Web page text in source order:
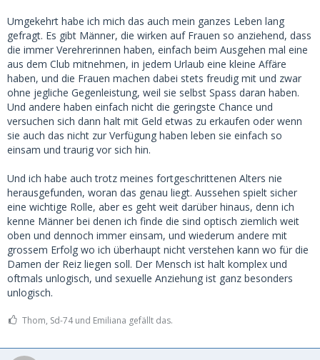
Umgekehrt habe ich mich das auch mein ganzes Leben lang
gefragt. Es gibt Männer, die wirken auf Frauen so anziehend, dass
die immer Verehrerinnen haben, einfach beim Ausgehen mal eine
aus dem Club mitnehmen, in jedem Urlaub eine kleine Affäre
haben, und die Frauen machen dabei stets freudig mit und zwar
ohne jegliche Gegenleistung, weil sie selbst Spass daran haben.
Und andere haben einfach nicht die geringste Chance und
versuchen sich dann halt mit Geld etwas zu erkaufen oder wenn
sie auch das nicht zur Verfügung haben leben sie einfach so
einsam und traurig vor sich hin.
Und ich habe auch trotz meines fortgeschrittenen Alters nie
herausgefunden, woran das genau liegt. Aussehen spielt sicher
eine wichtige Rolle, aber es geht weit darüber hinaus, denn ich
kenne Männer bei denen ich finde die sind optisch ziemlich weit
oben und dennoch immer einsam, und wiederum andere mit
grossem Erfolg wo ich überhaupt nicht verstehen kann wo für die
Damen der Reiz liegen soll. Der Mensch ist halt komplex und
oftmals unlogisch, und sexuelle Anziehung ist ganz besonders
unlogisch.
Thom, Sd-74 und Emiliana gefällt das.